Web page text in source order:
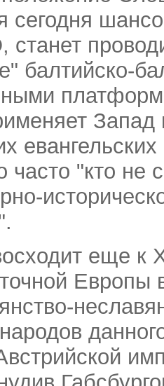
сегодня
балтийско-
часто "кто
еще к
Европы